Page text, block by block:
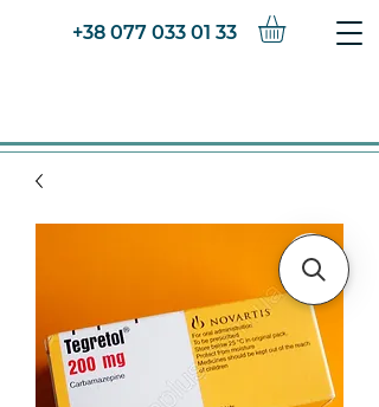
+38 077 033 01 33